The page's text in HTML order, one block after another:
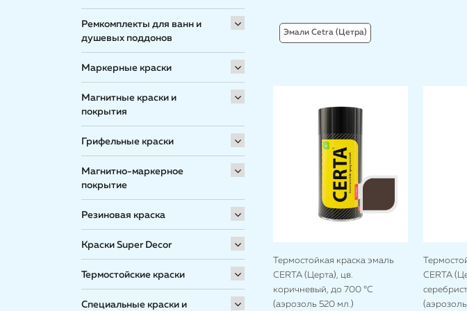
Ремкомплекты для ванн и
душевых поддонов
Маркерные краски
Магнитные краски и
покрытия
Грифельные краски
Магнитно-маркерное
покрытие
Резиновая краска
Краски Super Decor
Термостойские краски
Специальные краски и
Эмали Cetra (Цетра)
Термостойкая краска эмаль
CERTA (Церта), цв.
коричневый, до 700 °C
(аэрозоль 520 мл.)
CERTA